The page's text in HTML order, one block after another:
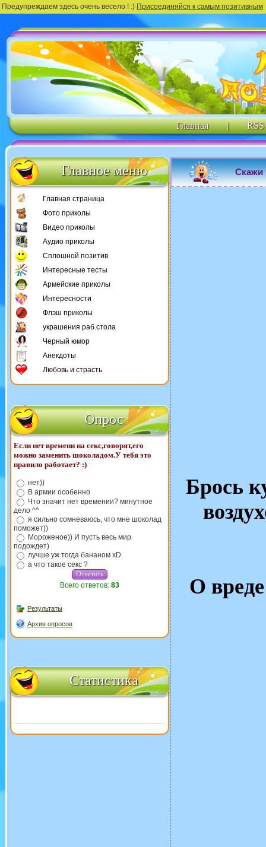
Предупреждаем здесь очень весело ! :) Присоединяйся к самым позитивным
Главная | RSS
Главное меню
Главная страница
Фото приколы
Видео приколы
Аудио приколы
Сплошной позитив
Интересные тесты
Армейские приколы
Интересности
Флэш приколы
украшения раб.стола
Черный юмор
Анекдоты
Любовь и страсть
Опрос
Если нет времени на секс,говорят,его
можно заменить шоколадом.У тебя это
правило работает? :)
нет))
В армии особенно
Что значит нет времении? минутное
дело ^^
я сильно сомневаюсь, что мне шоколад
поможет))
Мороженое)) И пусть весь мир
подождет)
лучше уж тогда бананом xD
а что такое секс ?
Всего ответов: 83
Результаты
Архив опросов
Статистика
Скажи
Брось
О